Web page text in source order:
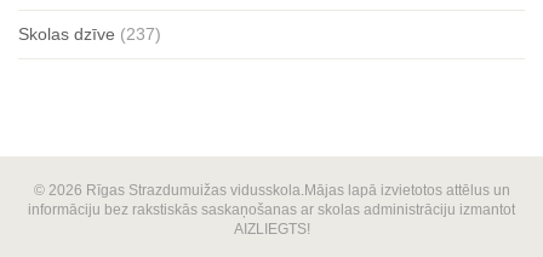
Skolas dzīve (237)
© 2026 Rīgas Strazdumuižas vidusskola.Mājas lapā izvietotos attēlus un
informāciju bez rakstiskās saskaņošanas ar skolas administrāciju izmantot
AIZLIEGTS!